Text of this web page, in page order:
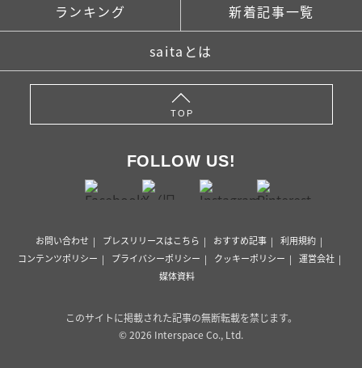
ランキング 新着記事一覧
saitaとは
TOP
FOLLOW US!
お問い合わせ プレスリリースはこちら おすすめ記事
利用規約
コンテンツポリシー
プライバシーポリシー クッキーポリシー
運営会社
媒体資料
このサイトに掲載された記事の無断転載を禁じます。
© 2026 Interspace Co., Ltd.